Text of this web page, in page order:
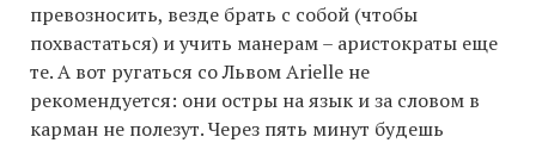
превозносить, везде брать с собой (чтобы
похвастаться) и учить манерам – аристократы еще
те. А вот ругаться со Львом Arielle не
рекомендуется: они остры на язык и за словом в
карман не полезут. Через пять минут будешь